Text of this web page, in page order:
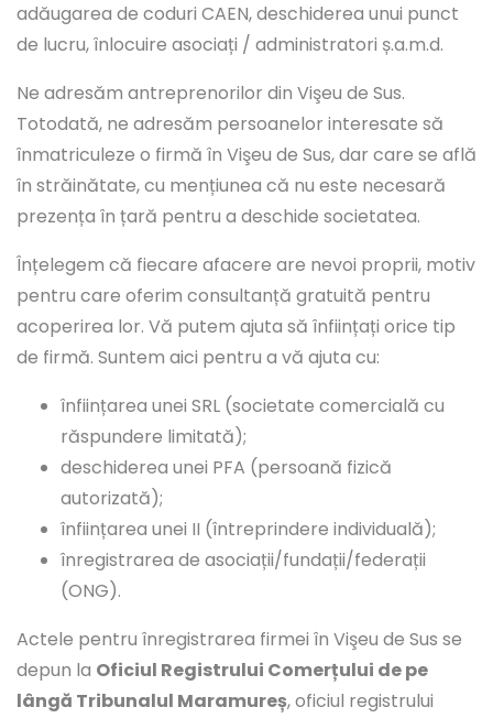
adăugarea de coduri CAEN, deschiderea unui punct
de lucru, înlocuire asociați / administratori ș.a.m.d.
Ne adresăm antreprenorilor din Vişeu de Sus.
Totodată, ne adresăm persoanelor interesate să
înmatriculeze o firmă în Vişeu de Sus, dar care se află
în străinătate, cu mențiunea că nu este necesară
prezența în țară pentru a deschide societatea.
Înțelegem că fiecare afacere are nevoi proprii, motiv
pentru care oferim consultanță gratuită pentru
acoperirea lor. Vă putem ajuta să înființați orice tip
de firmă. Suntem aici pentru a vă ajuta cu:
înființarea unei SRL (societate comercială cu
răspundere limitată);
deschiderea unei PFA (persoană fizică
autorizată);
înființarea unei II (întreprindere individuală);
înregistrarea de asociații/fundații/federații
(ONG).
Actele pentru înregistrarea firmei în Vişeu de Sus se
depun la Oficiul Registrului Comerțului de pe
lângă Tribunalul Maramureș, oficiul registrului